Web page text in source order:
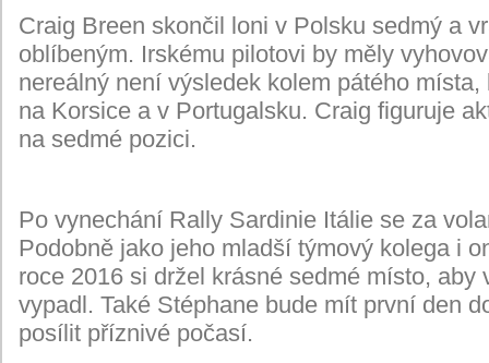
Craig Breen skončil loni v Polsku sedmý a
oblíbeným. Irskému pilotovi by měly
nereálný není výsledek kolem pátého
na Korsice a v Portugalsku. Craig figuruje
na sedmé pozici.
Po vynechání Rally Sardinie Itálie se za
Podobně jako jeho mladší týmový kolega i
roce 2016 si držel krásné sedmé místo,
vypadl. Také Stéphane bude mít první den
posílit příznivé počasí.